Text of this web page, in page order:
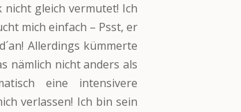
gleich vermutet! Ich
mich einfach – Psst, er
Allerdings kümmerte
nämlich nicht anders als
eine intensivere
verlassen! Ich bin sein